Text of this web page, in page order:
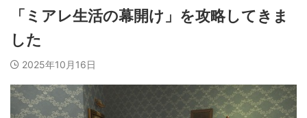
「ミアレ生活の幕開け」を攻略してきま
した
2025年10月16日